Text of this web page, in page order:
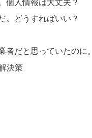
個人情報は大丈夫？
。どうすればいい？
だと思っていたのに。
決策